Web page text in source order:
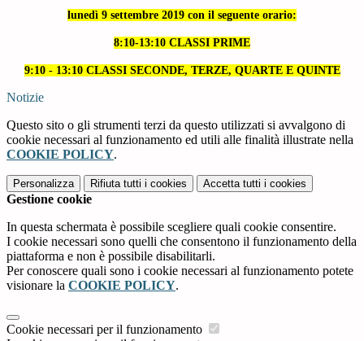
lunedì 9 settembre 2019 con il seguente orario:
8:10-13:10 CLASSI PRIME
9:10 - 13:10 CLASSI SECONDE, TERZE, QUARTE E QUINTE
Notizie
Questo sito o gli strumenti terzi da questo utilizzati si avvalgono di
cookie necessari al funzionamento ed utili alle finalità illustrate nella
COOKIE POLICY.
Personalizza Rifiuta tutti i cookies Accetta tutti i cookies
Gestione cookie
In questa schermata è possibile scegliere quali cookie consentire.
I cookie necessari sono quelli che consentono il funzionamento della
piattaforma e non è possibile disabilitarli.
Per conoscere quali sono i cookie necessari al funzionamento potete
visionare la COOKIE POLICY.
Cookie necessari per il funzionamento